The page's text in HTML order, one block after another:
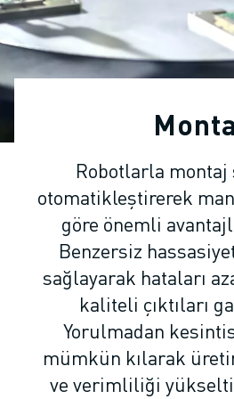
ENDÜSTRIYEL ROBOTLAR
İŞBIRLIKÇI ROBOTLAR
ROBOT YELPAZESI
ROBOT KONTROLÖRLERI
ROBOT AKSESUARLARI
EĞITIM AMAÇLI ROBOTIK ÜRÜNLERI
ROBOT OTOMASYONU
ARK KAYNAK ROBOTLARI
EKLEMLI ROBOTLAR
M-900 SERISI
DELTA ROBOTLAR
GIDA VE TEMIZ ODA ROBOTLARI
BOYA ROBOTLARI
PALETLEME ROBOTLARI
Robotlarla
otomatikleştirerek
göre önemli
Benzersiz
sağlayarak hataları
kaliteli çıktıları
Yorulmadan
mümkün kılarak
ve verimliliği